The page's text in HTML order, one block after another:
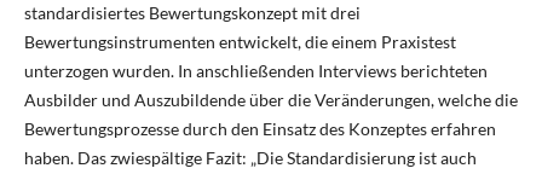
standardisiertes Bewertungskonzept mit drei
Bewertungsinstrumenten entwickelt, die einem Praxistest
unterzogen wurden. In anschließenden Interviews berichteten
Ausbilder und Auszubildende über die Veränderungen, welche die
Bewertungsprozesse durch den Einsatz des Konzeptes erfahren
haben. Das zwiespältige Fazit: „Die Standardisierung ist auch